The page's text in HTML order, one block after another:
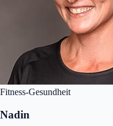
Fitness-Gesundheit
Nadin